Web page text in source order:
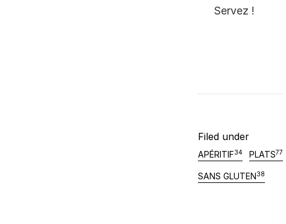
Servez !
Filed under
APÉRITIF34 PLATS77
SANS GLUTEN38